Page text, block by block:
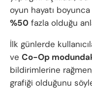
oyun hayatı boyunca
%50 fazla olduğu
İlk günlerde
ve Co-Op
bildirimlerine
grafiği olduğunu